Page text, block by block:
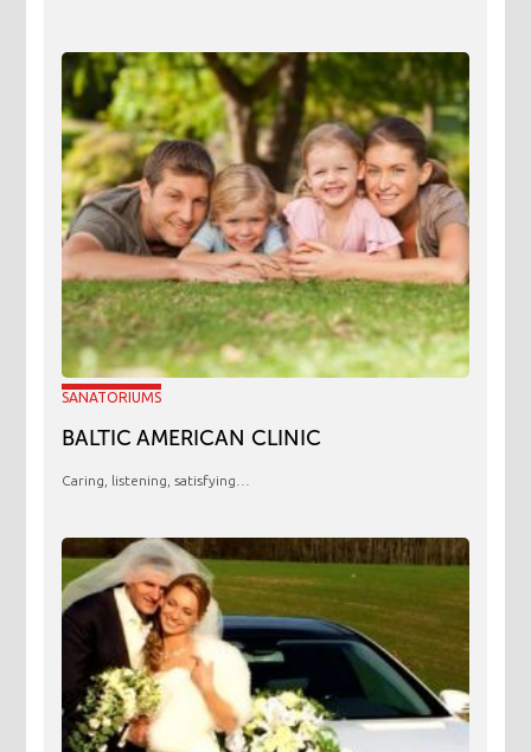
SANATORIUMS
BALTIC AMERICAN CLINIC
Caring, listening, satisfying…